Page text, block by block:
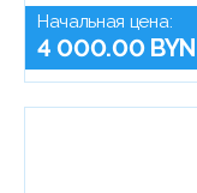
Начальная цена:
4 000.00 BYN